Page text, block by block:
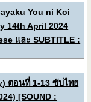
You ni Koi
14th April 2024
และ SUBTITLE :
ตอนที่ 1-13 ซับไทย
[SOUND :